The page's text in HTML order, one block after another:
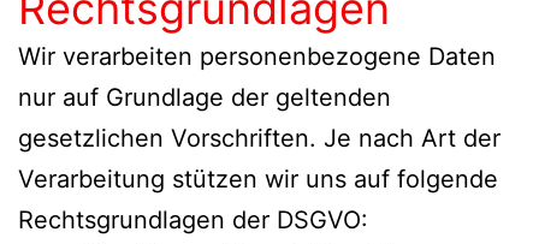
Wir verarbeiten personenbezogene Daten
nur auf Grundlage der geltenden
gesetzlichen Vorschriften. Je nach Art der
Verarbeitung stützen wir uns auf folgende
Rechtsgrundlagen der DSGVO: